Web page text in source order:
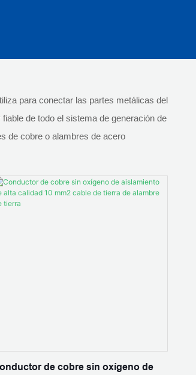
para conectar las partes metálicas del
de todo el sistema de generación de
de cobre o alambres de acero
de cobre sin oxígeno de